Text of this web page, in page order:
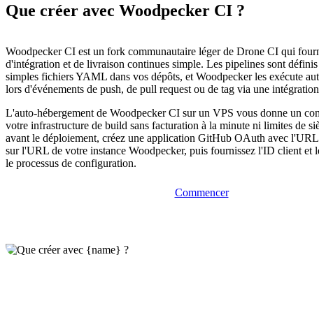
Que créer avec Woodpecker CI ?
Woodpecker CI est un fork communautaire léger de Drone CI qui
d'intégration et de livraison continues simple. Les pipelines sont
simples fichiers YAML dans vos dépôts, et Woodpecker les exécute
lors d'événements de push, de pull request ou de tag via une
L'auto-hébergement de Woodpecker CI sur un VPS vous donne un
votre infrastructure de build sans facturation à la minute ni limites de
avant le déploiement, créez une application GitHub OAuth avec
sur l'URL de votre instance Woodpecker, puis fournissez l'ID client et
le processus de configuration.
Commencer